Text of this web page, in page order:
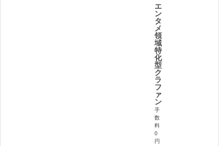
エ
ン
タ
メ
領
域
特
化
型
ク
ラ
フ
ァ
ン
手
数
料
0
円